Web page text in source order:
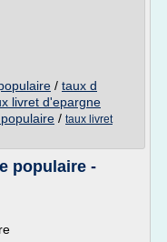
/ taux d
livret d'epargne
/ taux livret
populaire -